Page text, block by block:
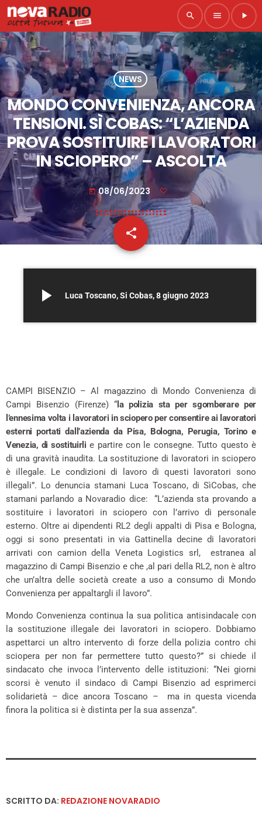
search menu play_arrow
NEWS
MONDO CONVENIENZA, ANCORA
TENSIONI. SÌ COBAS: “L’AZIENDA
PROVA SOSTITUIRE I LAVORATORI
IN SCIOPERO” – ASCOLTA
today 08/06/2023
share
email
play_arrow Luca Toscano, Si Cobas, 8 giugno 2023
CAMPI BISENZIO – Al magazzino di Mondo Convenienza di
Campi Bisenzio (Firenze) “la polizia sta per sgomberare per
l’ennesima volta i lavoratori in sciopero per consentire ai lavoratori
esterni portati dall’azienda da Pisa, Bologna, Perugia, Torino e
Venezia, di sostituirli e partire con le consegne. Tutto questo è
di una gravità inaudita. La sostituzione di lavoratori in sciopero
è illegale. Le condizioni di lavoro di questi lavoratori sono
illegali”. Lo denuncia stamani Luca Toscano, di SìCobas, che
stamani parlando a Novaradio dice: “L’azienda sta provando a
sostituire i lavoratori in sciopero con l’arrivo di personale
esterno. Oltre ai dipendenti RL2 degli appalti di Pisa e Bologna,
oggi si sono presentati in via Gattinella decine di lavoratori
arrivati con camion della Veneta Logistics srl, estranea al
magazzino di Campi Bisenzio e che ,al pari della RL2, non è altro
che un’altra delle società create a uso a consumo di Mondo
Convenienza per appaltargli il lavoro”.
Mondo Convenienza continua la sua politica antisindacale con
la sostituzione illegale dei lavoratori in sciopero. Dobbiamo
aspettarci un altro intervento di forze della polizia contro chi
sciopera per non far permettere tutto questo?” si chiede il
sindacato che invoca l’intervento delle istituzioni: “Nei giorni
scorsi è venuto il sindaco di Campi Bisenzio ad esprimerci
solidarietà – dice ancora Toscano – ma in questa vicenda
finora la politica si è distinta per la sua assenza”.
SCRITTO DA: REDAZIONE NOVARADIO